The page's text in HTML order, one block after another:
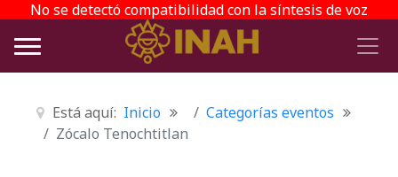
No se detectó compatibilidad con la síntesis de voz
Está aquí: Inicio
Categorías eventos
Zócalo Tenochtitlan